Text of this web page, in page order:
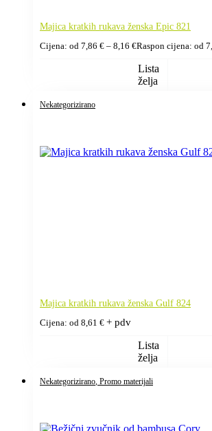
Majica kratkih rukava ženska Epic 821
Cijena: od 7,86 € – 8,16 €Raspon cijena: od
Lista
želja
Nekategorizirano
Majica kratkih rukava ženska Gulf 824
Cijena: od 8,61 € + pdv
Lista
želja
Nekategorizirano , Promo materijali